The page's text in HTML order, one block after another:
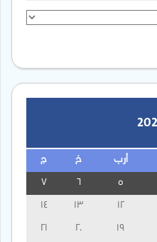
أرب خ ج
13
14
19
20
21